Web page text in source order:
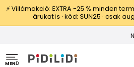
⚡ Villámakció: EXTRA −25 % minden
árukat is · kód: SUN25 · csak
MENÜ